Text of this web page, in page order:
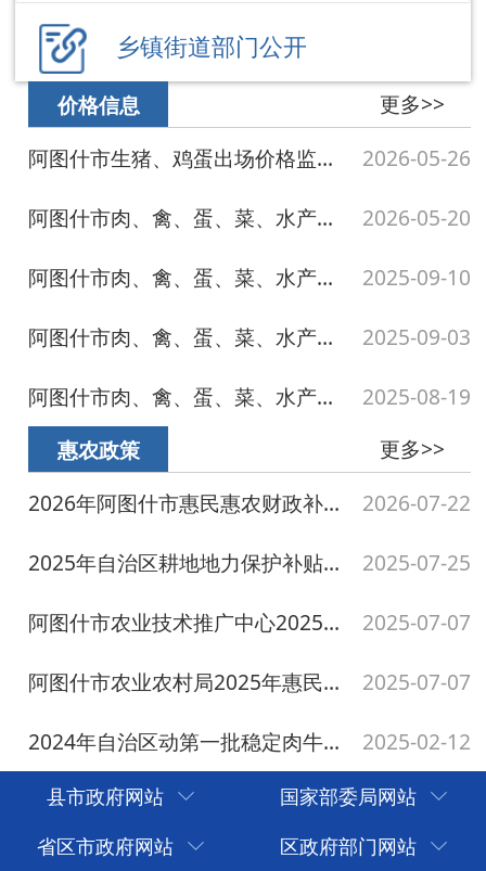
阿图什市生猪、鸡蛋出场价格监测周报表（2026年5月26日）
2026-05-26
阿图什市肉、禽、蛋、菜、水产品价格应急监测表（2026年5月20日） 2026-05-20
阿图什市肉、禽、蛋、菜、水产品价格应急监测表（2025年9月10日） 2025-09-10
阿图什市肉、禽、蛋、菜、水产品价格应急监测表（2025年8月19日）
2025-08-19
惠农政策
更多>>
阿图什市农业农村局2025年惠民惠农财政补贴政策清单 2025-07-07
2024年自治区动第一批稳定肉牛肉羊及奶产业发展相关资金分配表（肉牛能繁母牛补贴... 2025-02-12
县市政府网站
国家部委局网站
省区市政府网站
区政府部门网站